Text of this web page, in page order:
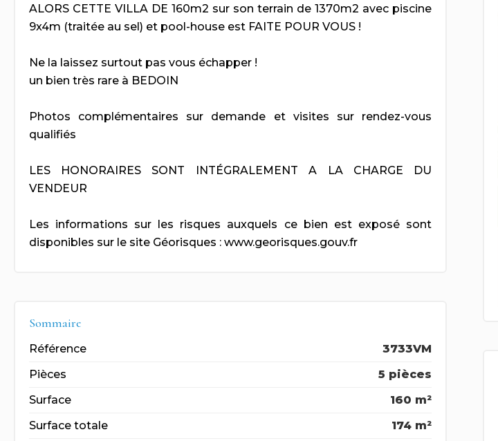
ALORS CETTE VILLA DE 160m2 sur son terrain de 1370m2 avec piscine
9x4m (traitée au sel) et pool-house est FAITE POUR VOUS !
Ne la laissez surtout pas vous échapper !
un bien très rare à BEDOIN
Photos complémentaires sur demande et visites sur rendez-vous
qualifiés
LES HONORAIRES SONT INTÉGRALEMENT A LA CHARGE DU
VENDEUR
Les informations sur les risques auxquels ce bien est exposé sont
disponibles sur le site Géorisques : www.georisques.gouv.fr
Sommaire
Référence
3733VM
Pièces
5 pièces
Surface
160 m²
Surface totale
174 m²